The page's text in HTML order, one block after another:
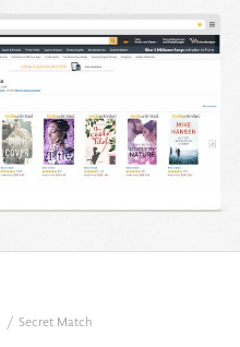
Secret Match